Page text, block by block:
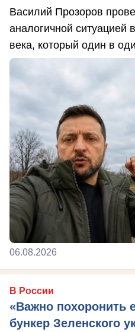
Василий Прозоров
аналогичной ситуацией
века, который один в
06.08.2026
В России
«Важно похоронить
бункер Зеленского